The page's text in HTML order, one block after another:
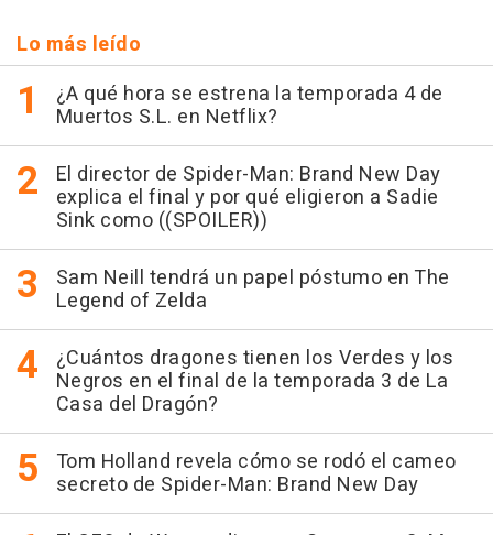
Lo más leído
¿A qué hora se estrena la temporada 4 de
Muertos S.L. en Netflix?
El director de Spider-Man: Brand New Day
explica el final y por qué eligieron a Sadie
Sink como ((SPOILER))
Sam Neill tendrá un papel póstumo en The
Legend of Zelda
¿Cuántos dragones tienen los Verdes y los
Negros en el final de la temporada 3 de La
Casa del Dragón?
Tom Holland revela cómo se rodó el cameo
secreto de Spider-Man: Brand New Day